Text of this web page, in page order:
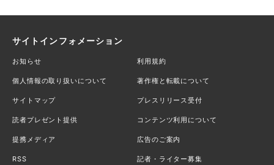
サイトインフォメーション
お知らせ 利用規約
個人情報の取り扱いについて 著作権と転載について
サイトマップ プレスリリース受付
読者プレゼント提供 コンテンツ利用について
提携メディア 広告のご案内
RSS 記者・ライター募集